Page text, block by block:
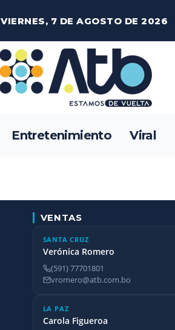
VIERNES, 7 DE AGOSTO DE 2026
Entretenimiento Viral
VENTAS
SANTA CRUZ
Verónica Romero
(591) 77701801
vromero@atb.com.bo
LA PAZ
Carola Figueroa